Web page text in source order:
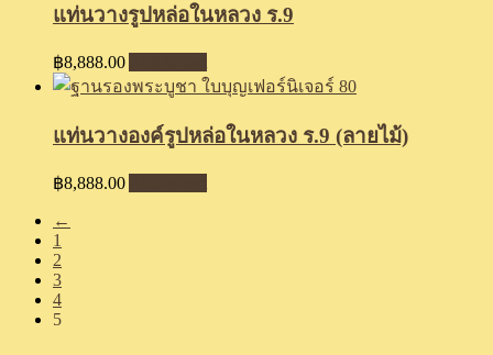
แท่นวางรูปหล่อในหลวง ร.9
฿8,888.00
แท่นวางองค์รูปหล่อในหลวง ร.9 (ลายไม้)
฿8,888.00
←
1
2
3
4
5